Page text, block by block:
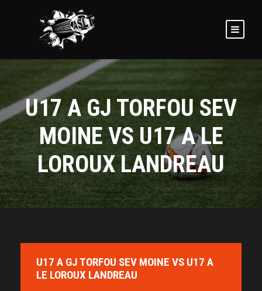
U17 A GJ TORFOU SEV
MOINE VS U17 A LE
LOROUX LANDREAU
U17 A GJ TORFOU SEV MOINE VS U17 A
LE LOROUX LANDREAU